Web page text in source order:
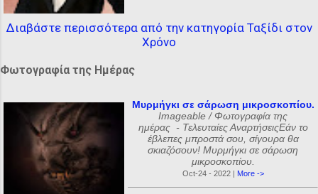
Διαβάστε περισσότερα από την κατηγορία Ταξίδι στον
Χρόνο
Φωτογραφία της Ημέρας
Μυρμήγκι σε σάρωση μικροσκοπίου.
Imageable / Φωτογραφία της
ημέρας - Τελευταίες ΑναρτήσειςΕάν το
έβλεπες μπροστά σου, σίγουρα θα
σκιαζόσουν! Μυρμήγκι σε σάρωση
μικροσκοπίου.
Oct-24 - 2022 | More ->